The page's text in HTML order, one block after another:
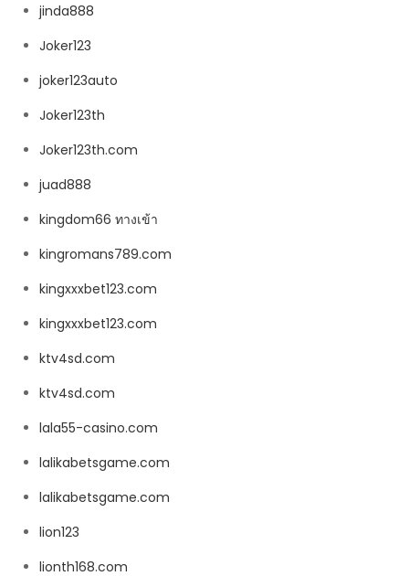
jinda888
Joker123
joker123auto
Joker123th
Joker123th.com
juad888
kingdom66 ทางเข้า
kingromans789.com
kingxxxbet123.com
kingxxxbet123.com
ktv4sd.com
ktv4sd.com
lala55-casino.com
lalikabetsgame.com
lalikabetsgame.com
lion123
lionth168.com